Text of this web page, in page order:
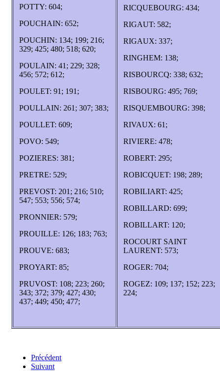
POTTY: 604;
POUCHAIN: 652;
POUCHIN: 134; 199; 216;
329; 425; 480; 518; 620;
POULAIN: 41; 229; 328;
456; 572; 612;
POULET: 91; 191;
POULLAIN: 261; 307; 383;
POULLET: 609;
POVO: 549;
POZIERES: 381;
PRETRE: 529;
PREVOST: 201; 216; 510;
547; 553; 556; 574;
PRONNIER: 579;
PROUILLE: 126; 183; 763;
PROUVE: 683;
PROYART: 85;
PRUVOST: 108; 223; 260;
343; 372; 379; 427; 430;
437; 449; 450; 477;
RICQUEBOURG: 434;
RIGAUT: 582;
RIGAUX: 337;
RINGHEM: 138;
RISBOURCQ: 338; 632;
RISBOURG: 495; 769;
RISQUEMBOURG: 398;
RIVAUX: 61;
RIVIERE: 478;
ROBERT: 295;
ROBICQUET: 198; 289;
ROBILIART: 425;
ROBILLARD: 699;
ROBILLART: 120;
ROCOURT SAINT
LAURENT: 573;
ROGER: 704;
ROGEZ: 109; 137; 152; 223;
224;
Précédent
Suivant